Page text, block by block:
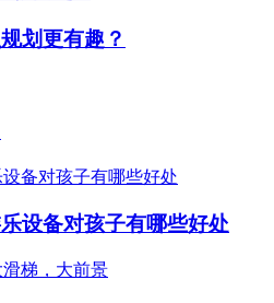
划更有趣？
设备对孩子有哪些好处